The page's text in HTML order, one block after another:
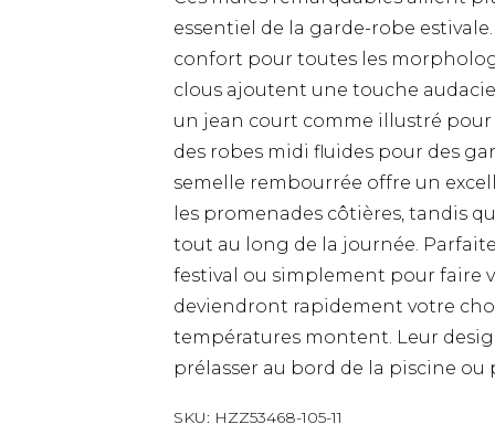
essentiel de la garde-robe
confort pour toutes les
clous ajoutent une touche
un jean court comme illustré pour
des robes midi fluides pour des
semelle rembourrée offre un
les promenades côtières, tandis
tout au long de la journée.
festival ou simplement pour faire
deviendront rapidement votre
températures montent. Leur
prélasser au bord de la piscine
SKU: HZZ53468-105-11